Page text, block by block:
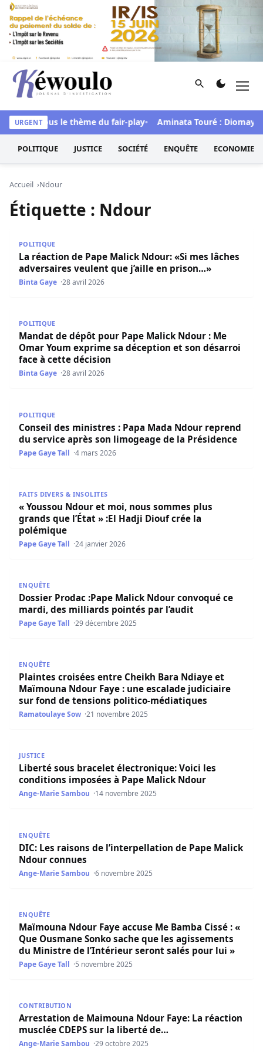
Aller au contenu
Kéwoulo, le premier site d'information et d'investigation
Rechercher
URGENTsous le thème du fair-play Aminata Touré : Diomaye
POLITIQUE JUSTICE SOCIÉTÉ ENQUÊTE ECONOMIE
Accueil Ndour
Étiquette : Ndour
POLITIQUE
La réaction de Pape Malick Ndour: «Si mes lâches
adversaires veulent que j’aille en prison…»
Binta Gaye 28 avril 2026
POLITIQUE
Mandat de dépôt pour Pape Malick Ndour : Me
Omar Youm exprime sa déception et son désarroi
face à cette décision
Binta Gaye 28 avril 2026
POLITIQUE
Conseil des ministres : Papa Mada Ndour reprend
du service après son limogeage de la Présidence
Pape Gaye Tall 4 mars 2026
FAITS DIVERS & INSOLITES
« Youssou Ndour et moi, nous sommes plus
grands que l’État » :El Hadji Diouf crée la
polémique
Pape Gaye Tall 24 janvier 2026
ENQUÊTE
Dossier Prodac :Pape Malick Ndour convoqué ce
mardi, des milliards pointés par l’audit
Pape Gaye Tall 29 décembre 2025
ENQUÊTE
Plaintes croisées entre Cheikh Bara Ndiaye et
Maïmouna Ndour Faye : une escalade judiciaire
sur fond de tensions politico-médiatiques
Ramatoulaye Sow 21 novembre 2025
JUSTICE
Liberté sous bracelet électronique: Voici les
conditions imposées à Pape Malick Ndour
Ange-Marie Sambou 14 novembre 2025
ENQUÊTE
DIC: Les raisons de l’interpellation de Pape Malick
Ndour connues
Ange-Marie Sambou 6 novembre 2025
ENQUÊTE
Maïmouna Ndour Faye accuse Me Bamba Cissé : «
Que Ousmane Sonko sache que les agissements
du Ministre de l’Intérieur seront salés pour lui »
Pape Gaye Tall 5 novembre 2025
CONTRIBUTION
Arrestation de Maimouna Ndour Faye: La réaction
musclée CDEPS sur la liberté de…
Ange-Marie Sambou 29 octobre 2025